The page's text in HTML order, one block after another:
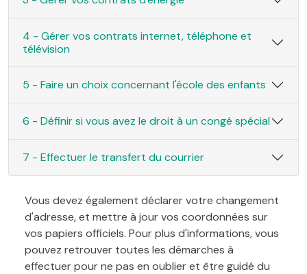
4 - Gérer vos contrats internet, téléphone et
télévision
5 - Faire un choix concernant l'école des enfants
6 - Définir si vous avez le droit à un congé spécial
7 - Effectuer le transfert du courrier
Vous devez également déclarer votre changement
d'adresse, et mettre à jour vos coordonnées sur
vos papiers officiels. Pour plus d'informations, vous
pouvez retrouver toutes les démarches à
effectuer pour ne pas en oublier et être guidé du